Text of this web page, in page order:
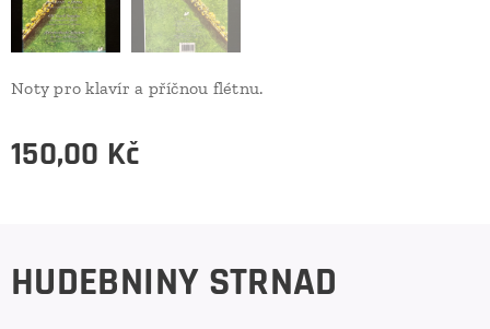
Noty pro klavír a příčnou flétnu.
150,00 Kč
HUDEBNINY STRNAD